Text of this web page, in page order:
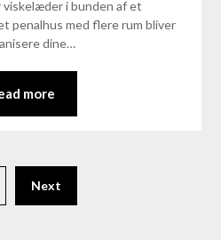
i bunden af et
penalhus med flere rum bliver
dine…
more
Next